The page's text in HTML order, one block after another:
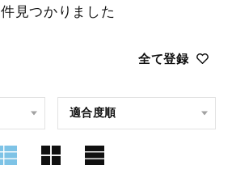
全て登録
件見つかりました